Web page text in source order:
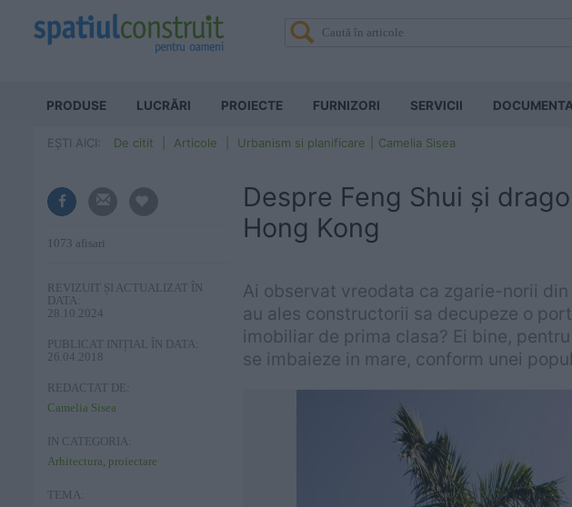
PRODUSE LUCRĂRI PROIECTE FURNIZORI SERVICII
EȘTI AICI: De citit Articole Urbanism si planificare Camelia Sisea
1073 afisari
REVIZUIT ȘI ACTUALIZAT ÎN
DATA:
28.10.2024
PUBLICAT INIȚIAL ÎN DATA:
26.04.2018
REDACTAT DE:
Camelia Sisea
IN CATEGORIA:
Arhitectura, proiectare
TEMA:
Despre Feng Shui și
Hong Kong
Ai observat vreodata ca zgarie-norii
au ales constructorii sa decupeze o
imobiliar de prima clasa? Ei bine,
se imbaieze in mare, conform unei